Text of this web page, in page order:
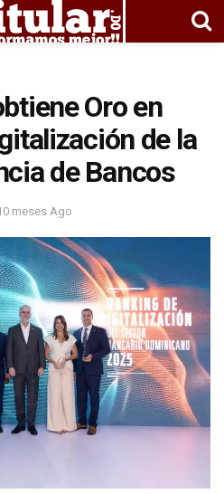
Oro en
de la
de Bancos
meses Ago